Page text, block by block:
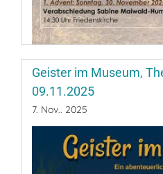
Geister im Museum,
09.11.2025
7. Nov.. 2025